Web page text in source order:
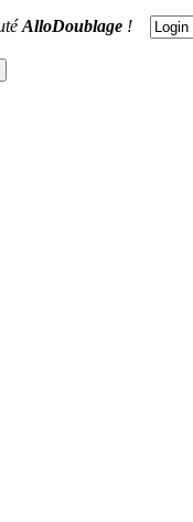
AlloDoublage !